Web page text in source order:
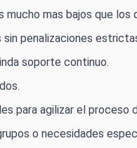
mas bajos que los
penalizaciones
soporte continuo.
para agilizar el proceso
o necesidades